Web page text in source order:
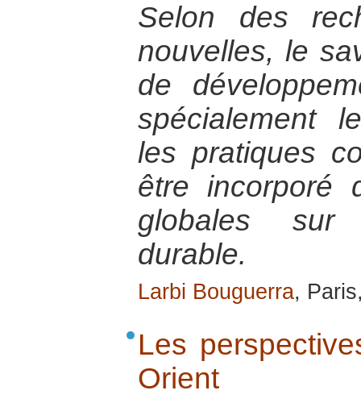
Selon des
nouvelles, le
de
spécialement
les pratiques
être incorporé
globales sur
durable.
Larbi Bouguerra,
Les
Orient